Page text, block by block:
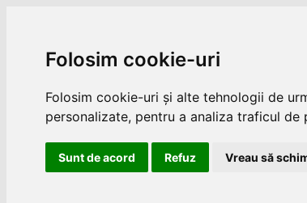
Folosim cookie-uri
Folosim cookie-uri și alte tehnologii de
personalizate, pentru a analiza traficul
Sunt de acord Refuz Vreau să